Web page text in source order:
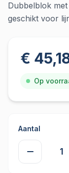
Dubbelblok
geschikt voor
€
Op
Aantal